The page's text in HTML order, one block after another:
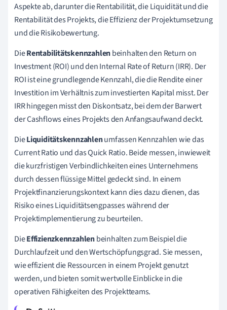
Aspekte ab, darunter die Rentabilität, die Liquidität und die
Rentabilität des Projekts, die Effizienz der Projektumsetzung
und die Risikobewertung.
DieRentabilitätskennzahlenbeinhalten den Return on
Investment (ROI) und den Internal Rate of Return (IRR). Der
ROI ist eine grundlegende Kennzahl, die die Rendite einer
Investition im Verhältnis zum investierten Kapital misst. Der
IRR hingegen misst den Diskontsatz, bei dem der Barwert
der Cashflows eines Projekts den Anfangsaufwand deckt.
DieLiquiditätskennzahlenumfassen Kennzahlen wie das
Current Ratio und das Quick Ratio. Beide messen, inwieweit
die kurzfristigen Verbindlichkeiten eines Unternehmens
durch dessen flüssige Mittel gedeckt sind. In einem
Projektfinanzierungskontext kann dies dazu dienen, das
Risiko eines Liquiditätsengpasses während der
Projektimplementierung zu beurteilen.
DieEffizienzkennzahlenbeinhalten zum Beispiel die
Durchlaufzeit und den Wertschöpfungsgrad. Sie messen,
wie effizient die Ressourcen in einem Projekt genutzt
werden, und bieten somit wertvolle Einblicke in die
operativen Fähigkeiten des Projektteams.